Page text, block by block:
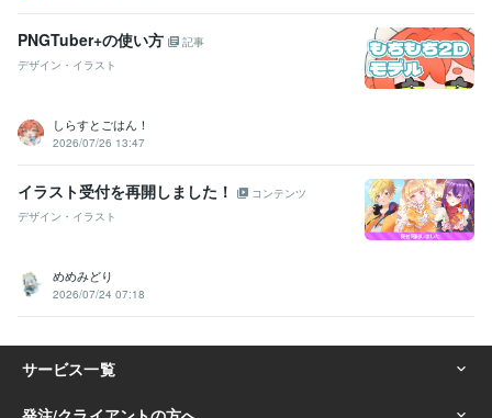
PNGTuber+の使い方
記事
デザイン・イラスト
しらすとごはん！
2026/07/26 13:47
イラスト受付を再開しました！
コンテンツ
デザイン・イラスト
めめみどり
2026/07/24 07:18